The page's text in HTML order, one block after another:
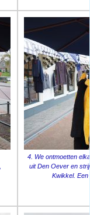
4. We ontmoetten
uit Den Oever en
Kwikkel. Een